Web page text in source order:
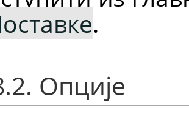
.
Опције